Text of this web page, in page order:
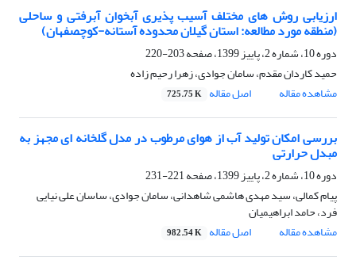
ارزیابی روش های مختلف آسیب پذیری آبخوان آبرفتی و ساحلی
(منطقه مورد مطالعه: استان گیلان محدوده آستانه-کوچصفهان)
دوره 10، شماره 2، پاییز 1399، صفحه
203-220
حمید کاردان مقدم، سامان جوادی، زهرا رحیم زاده
مشاهده مقاله
اصل مقاله 725.75 K
بررسی امکان تولید آب از هوای مرطوب در مدل گلخانه ای مجهز به
مبدل حرارتی
دوره 10، شماره 2، پاییز 1399، صفحه
221-231
پیام کمالی، سید مهدی هاشمی شاهدانی، سامان جوادی، ساسان علی نیایی
فرد، حامد ابراهیمیان
مشاهده مقاله
اصل مقاله 982.54 K